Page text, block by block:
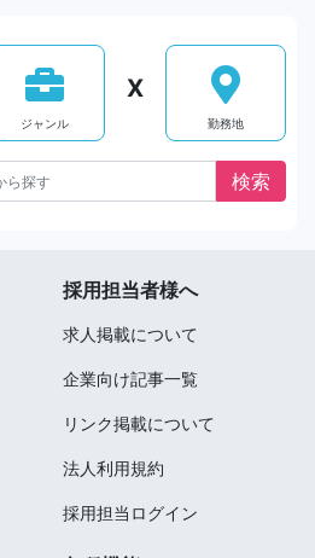
ジャンル
X
勤務地
採用担当者様へ
求人掲載について
企業向け記事一覧
リンク掲載について
法人利用規約
採用担当ログイン